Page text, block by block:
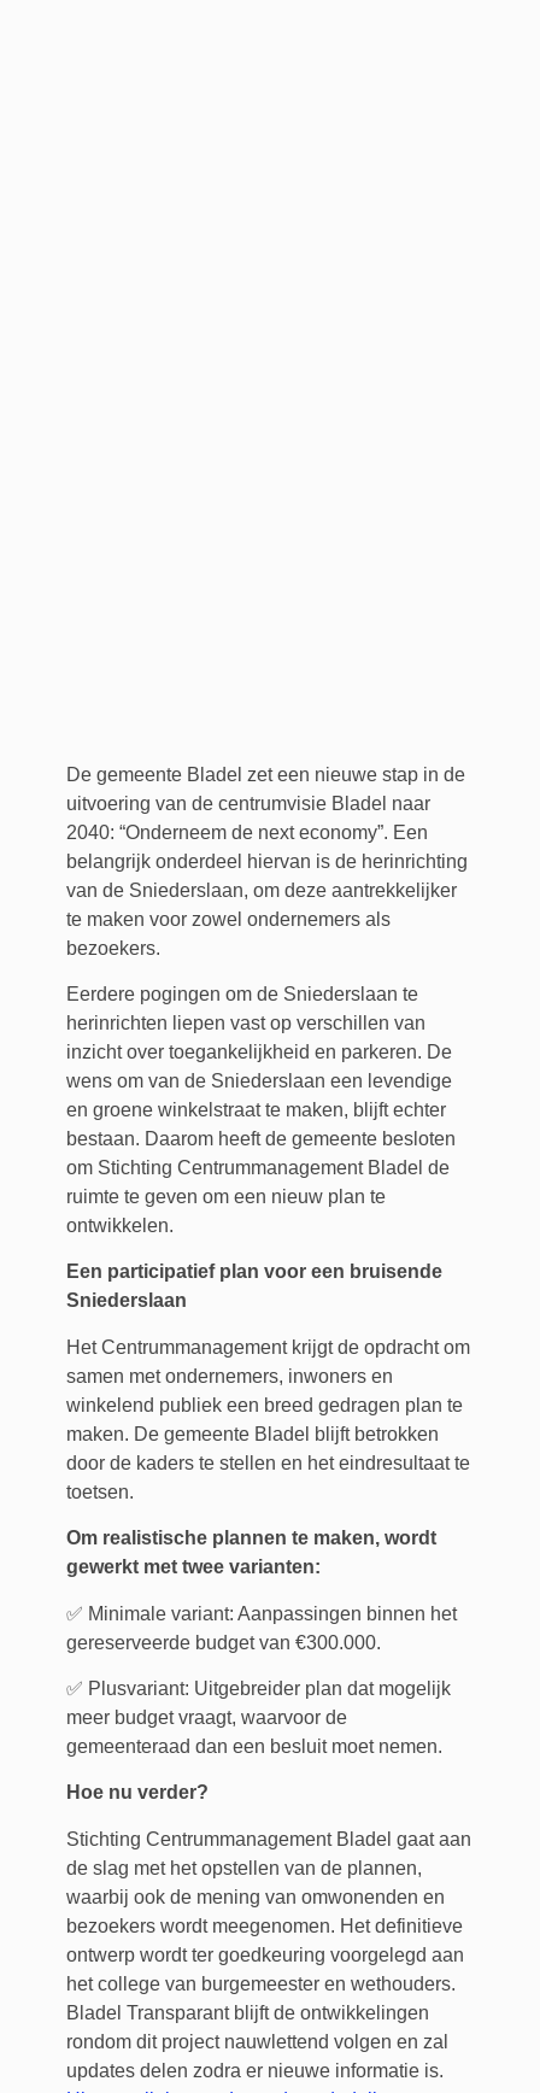
De gemeente Bladel zet een nieuwe stap in de
uitvoering van de centrumvisie Bladel naar
2040: “Onderneem de next economy”. Een
belangrijk onderdeel hiervan is de herinrichting
van de Sniederslaan, om deze aantrekkelijker
te maken voor zowel ondernemers als
bezoekers.
Eerdere pogingen om de Sniederslaan te
herinrichten liepen vast op verschillen van
inzicht over toegankelijkheid en parkeren. De
wens om van de Sniederslaan een levendige
en groene winkelstraat te maken, blijft echter
bestaan. Daarom heeft de gemeente besloten
om Stichting Centrummanagement Bladel de
ruimte te geven om een nieuw plan te
ontwikkelen.
Een participatief plan voor een bruisende
Sniederslaan
Het Centrummanagement krijgt de opdracht om
samen met ondernemers, inwoners en
winkelend publiek een breed gedragen plan te
maken. De gemeente Bladel blijft betrokken
door de kaders te stellen en het eindresultaat te
toetsen.
Om realistische plannen te maken, wordt
gewerkt met twee varianten:
✅ Minimale variant: Aanpassingen binnen het
gereserveerde budget van €300.000.
✅ Plusvariant: Uitgebreider plan dat mogelijk
meer budget vraagt, waarvoor de
gemeenteraad dan een besluit moet nemen.
Hoe nu verder?
Stichting Centrummanagement Bladel gaat aan
de slag met het opstellen van de plannen,
waarbij ook de mening van omwonenden en
bezoekers wordt meegenomen. Het definitieve
ontwerp wordt ter goedkeuring voorgelegd aan
het college van burgemeester en wethouders.
Bladel Transparant blijft de ontwikkelingen
rondom dit project nauwlettend volgen en zal
updates delen zodra er nieuwe informatie is.